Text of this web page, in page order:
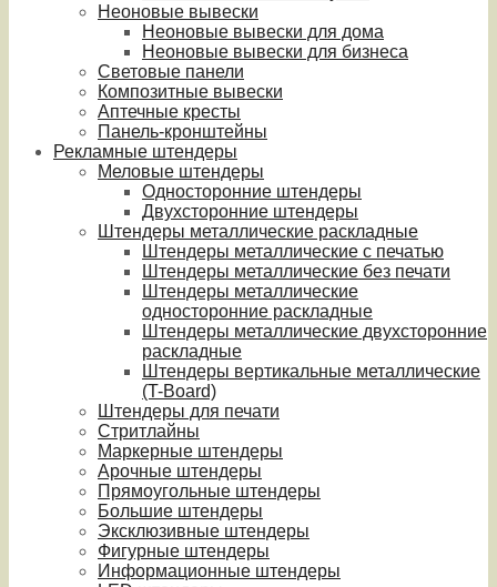
Неоновые вывески
Неоновые вывески для дома
Неоновые вывески для бизнеса
Световые панели
Композитные вывески
Аптечные кресты
Панель-кронштейны
Рекламные штендеры
Меловые штендеры
Односторонние штендеры
Двухсторонние штендеры
Штендеры металлические раскладные
Штендеры металлические с печатью
Штендеры металлические без печати
Штендеры металлические
односторонние раскладные
Штендеры металлические двухсторонние
раскладные
Штендеры вертикальные металлические
(T-Board)
Штендеры для печати
Стритлайны
Маркерные штендеры
Арочные штендеры
Прямоугольные штендеры
Большие штендеры
Эксклюзивные штендеры
Фигурные штендеры
Информационные штендеры